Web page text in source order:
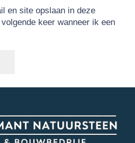
en site opslaan in deze
keer wanneer ik een